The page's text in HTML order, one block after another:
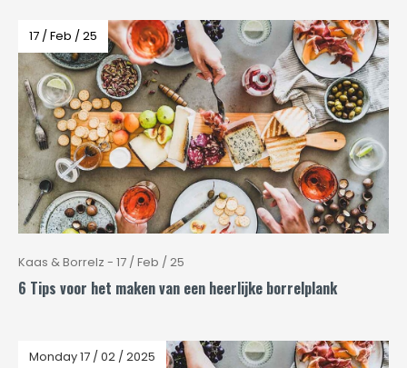
17 / Feb / 25
Kaas & Borrelz - 17 / Feb / 25
6 Tips voor het maken van een heerlijke borrelplank
Monday 17 / 02 / 2025